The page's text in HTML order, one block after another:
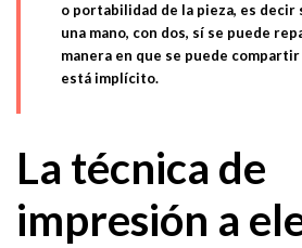
o portabilidad de la pieza, es decir
una mano, con dos, sí se puede
manera en que se puede
está implícito.
La técnica de
impresión a